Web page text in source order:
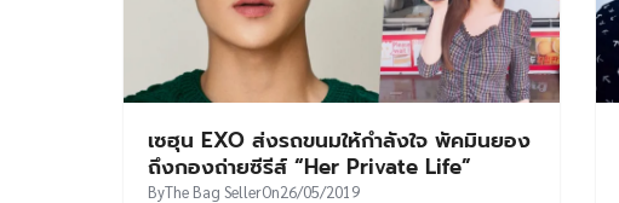
เซฮุน EXO ส่งรถขนมให้กำลังใจ พัคมินยอง
ถึงกองถ่ายซีรีส์ “Her Private Life”
ByThe Bag SellerOn26/05/2019